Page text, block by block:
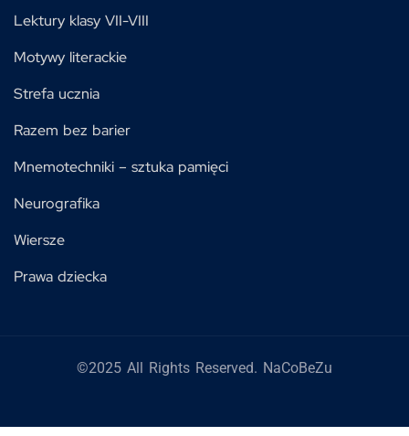
Lektury klasy VII-VIII
Motywy literackie
Strefa ucznia
Razem bez barier
Mnemotechniki – sztuka pamięci
Neurografika
Wiersze
Prawa dziecka
©2025 All Rights Reserved. NaCoBeZu